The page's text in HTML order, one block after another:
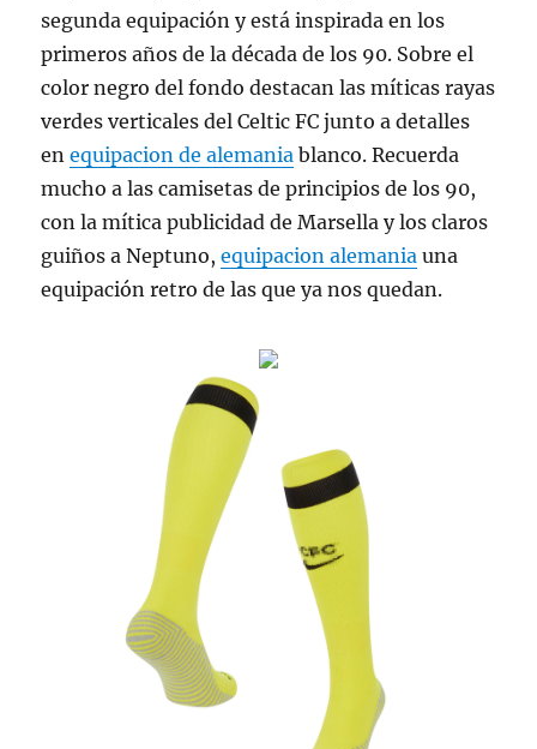
segunda equipación y está inspirada en los
primeros años de la década de los 90. Sobre el
color negro del fondo destacan las míticas rayas
verdes verticales del Celtic FC junto a detalles
enequipacion de alemania blanco. Recuerda
mucho a las camisetas de principios de los 90,
con la mítica publicidad de Marsella y los claros
guiños a Neptuno,equipacion alemania una
equipación retro de las que ya nos quedan.